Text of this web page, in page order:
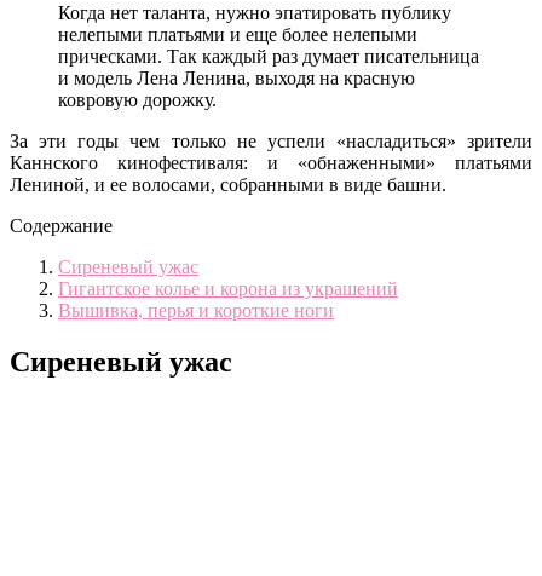
Когда нет таланта, нужно эпатировать публику
нелепыми платьями и еще более нелепыми
прическами. Так каждый раз думает писательница
и модель Лена Ленина, выходя на красную
ковровую дорожку.
За эти годы чем только не успели «насладиться» зрители
Каннского кинофестиваля: и «обнаженными» платьями
Лениной, и ее волосами, собранными в виде башни.
Содержание
Сиреневый ужас
Гигантское колье и корона из украшений
Вышивка, перья и короткие ноги
Сиреневый ужас